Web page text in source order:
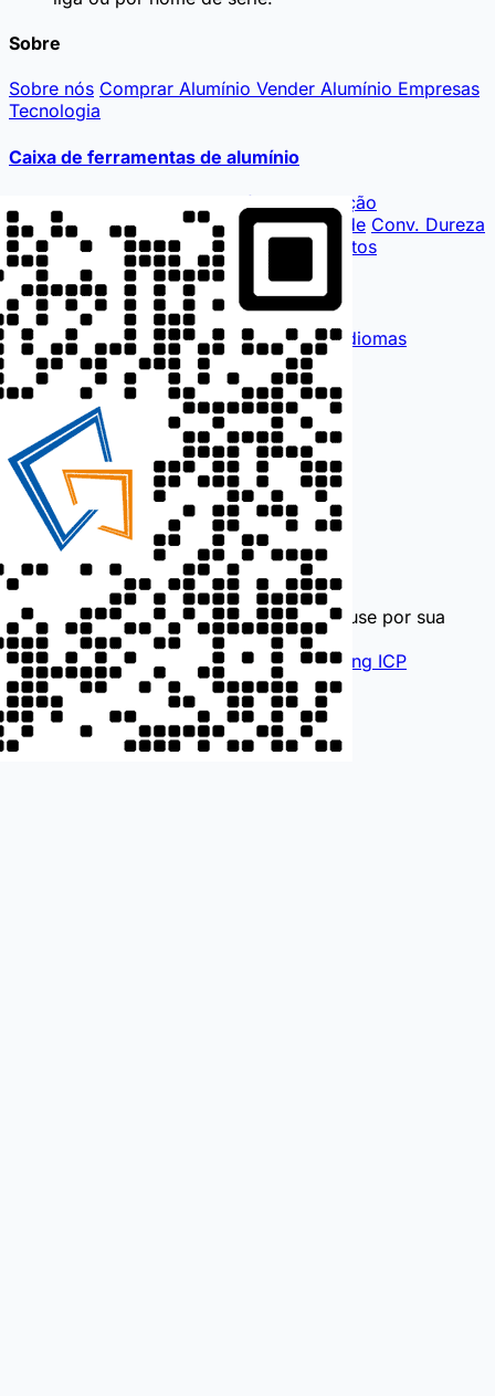
Sobre
Sobre nós Comprar Alumínio Vender Alumínio Empresas
Tecnologia
Caixa de ferramentas de alumínio
Calculadora de Perfis Composição
Propriedades Mec.
Consulta de Densidade Conv. Dureza
Custos
Cotação de Matriz Cálculo Impostos
Internacional
EnglishFrançais Español لغة عربيةMais idiomas
Contate-nos
0757-88792655
189 2316 1286
i@hndl.vip
Informações apenas para referência, use por sua
conta e risco!
© 2026Rede de Alumínio DaLiGuangdong ICP
18150991ver:4.26.213